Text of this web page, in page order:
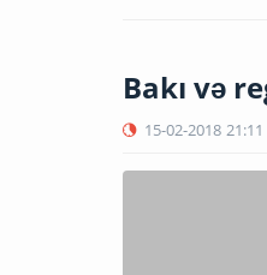
Bakı və
15-02-2018 21:11